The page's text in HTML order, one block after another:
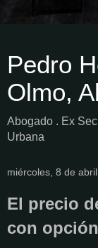
Pedro
Olmo,
Abogado . Ex
Urbana
miércoles, 8 de
El precio
con